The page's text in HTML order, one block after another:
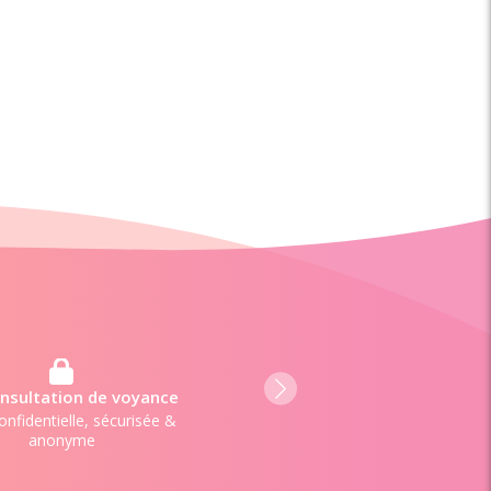
un coup de pouce
7j/7 - à tout moment,
n'importe où